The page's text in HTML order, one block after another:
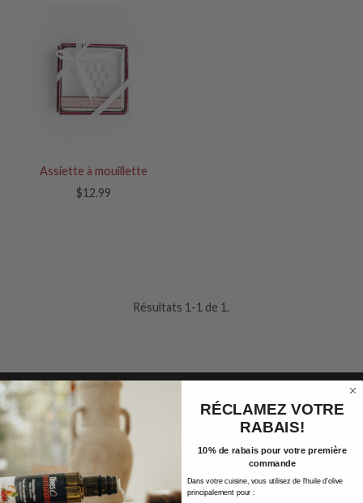
Assiette à mouillette
$12.99
Résultats 1-1 de 1.
Olives et Gourmandises
Mon compte
FAQ
RÉCLAMEZ VOTRE
RABAIS!
10% de rabais pour votre première
commande
Dans votre cuisine, vous utilisez de l'huile d'olive
principalement pour :